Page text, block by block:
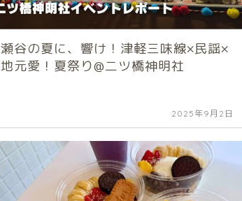
瀬谷の夏に、響け！津軽三味線×民謡×
地元愛！夏祭り@二ツ橋神明社
2025年9月2日